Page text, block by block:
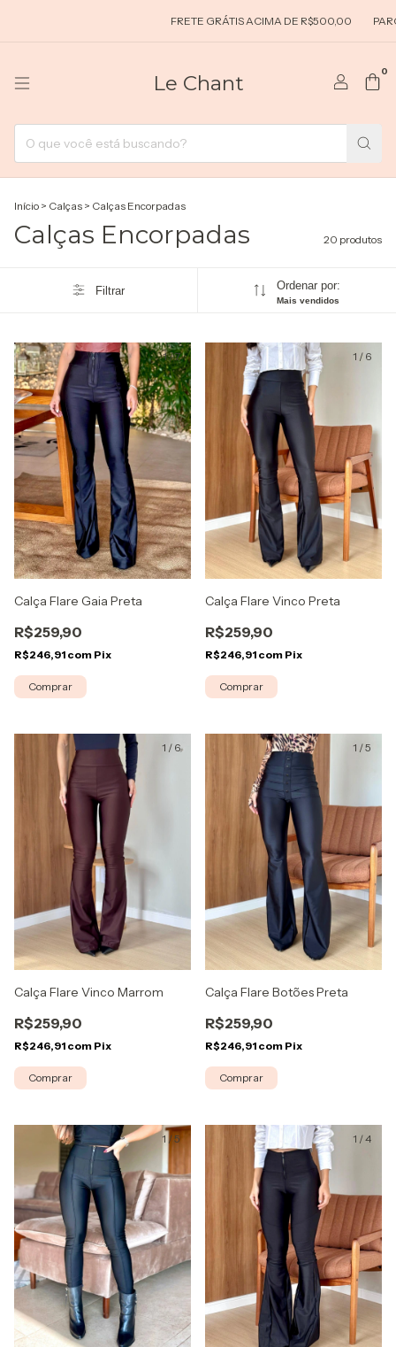
FRETE GRÁTIS ACIMA DE R$500,00
Le Chant 0
Início > Calças > Calças Encorpadas
Calças Encorpadas 20 produtos
Filtrar Ordenar por:
Mais vendidos
1/7
Calça Flare Gaia Preta
R$259,90
R$246,91 com Pix
Comprar
1 / 6
Calça Flare Vinco Preta
R$259,90
R$246,91 com Pix
Comprar
1 / 6
Calça Flare Vinco Marrom
R$259,90
R$246,91 com Pix
Comprar
1 /5
Calça Flare Botões Preta
R$259,90
R$246,91 com Pix
Comprar
1 /5 1 /4